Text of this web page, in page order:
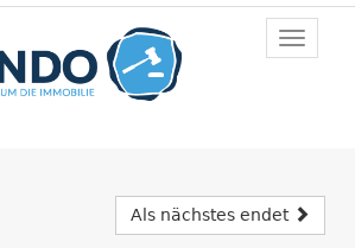
Toggle
Als nächstes endet